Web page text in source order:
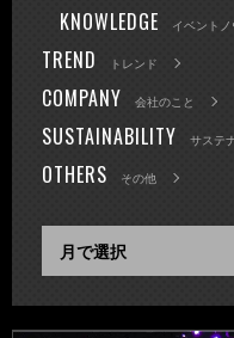
KNOWLEDGE イベント
TREND トレンド
COMPANY 会社のこと
SUSTAINABILITY サステ
OTHERS その他